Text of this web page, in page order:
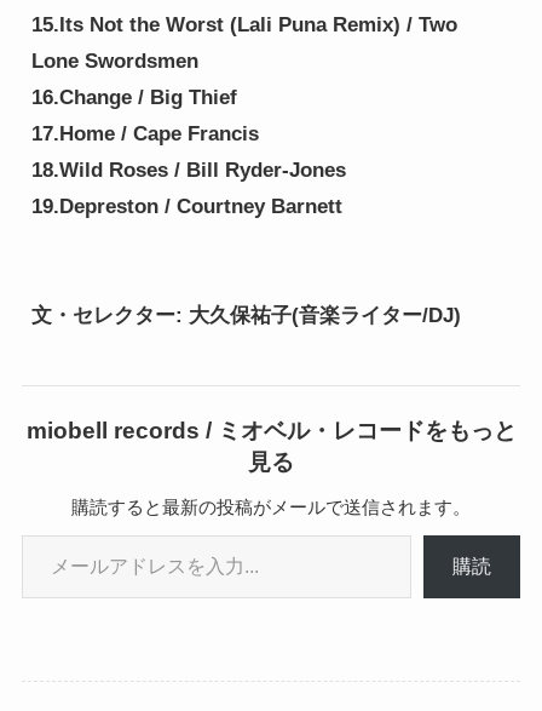
15.Its Not the Worst (Lali Puna Remix) / Two
Lone Swordsmen
16.Change / Big Thief
17.Home / Cape Francis
18.Wild Roses / Bill Ryder-Jones
19.Depreston / Courtney Barnett
文・セレクター: 大久保祐子(音楽ライター/DJ)
miobell records / ミオベル・レコードをもっと
見る
購読すると最新の投稿がメールで送信されます。
メールアドレスを入力...
購読